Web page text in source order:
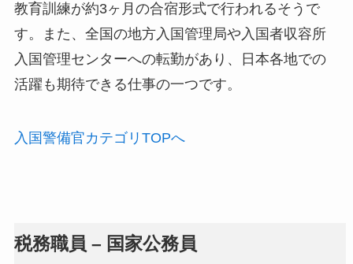
教育訓練が約3ヶ月の合宿形式で行われるそうで
す。また、全国の地方入国管理局や入国者収容所
入国管理センターへの転勤があり、日本各地での
活躍も期待できる仕事の一つです。
入国警備官カテゴリTOPへ
税務職員 – 国家公務員